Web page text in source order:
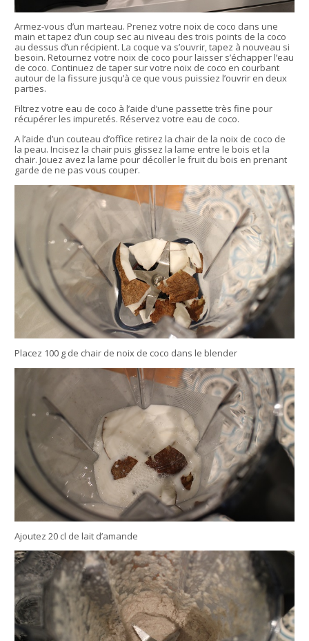
Armez-vous d’un marteau. Prenez votre noix de coco dans une
main et tapez d’un coup sec au niveau des trois points de la coco
au dessus d’un récipient. La coque va s’ouvrir, tapez à nouveau si
besoin. Retournez votre noix de coco pour laisser s’échapper l’eau
de coco. Continuez de taper sur votre noix de coco en courbant
autour de la fissure jusqu’à ce que vous puissiez l’ouvrir en deux
parties.
Filtrez votre eau de coco à l’aide d’une passette très fine pour
récupérer les impuretés. Réservez votre eau de coco.
A l’aide d’un couteau d’office retirez la chair de la noix de coco de
la peau. Incisez la chair puis glissez la lame entre le bois et la
chair. Jouez avez la lame pour décoller le fruit du bois en prenant
garde de ne pas vous couper.
Placez 100 g de chair de noix de coco dans le blender
Ajoutez 20 cl de lait d’amande